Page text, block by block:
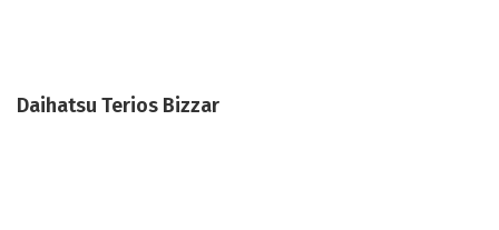
Daihatsu Terios Bizzar